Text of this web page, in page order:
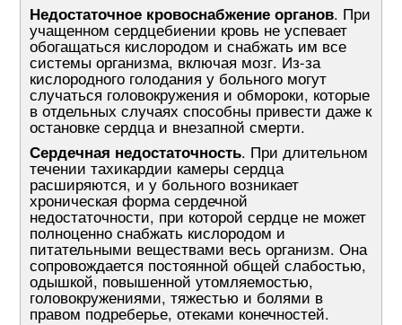
Недостаточное кровоснабжение органов. При
учащенном сердцебиении кровь не успевает
обогащаться кислородом и снабжать им все
системы организма, включая мозг. Из-за
кислородного голодания у больного могут
случаться головокружения и обмороки, которые
в отдельных случаях способны привести даже к
остановке сердца и внезапной смерти.
Сердечная недостаточность. При длительном
течении тахикардии камеры сердца
расширяются, и у больного возникает
хроническая форма сердечной
недостаточности, при которой сердце не может
полноценно снабжать кислородом и
питательными веществами весь организм. Она
сопровождается постоянной общей слабостью,
одышкой, повышенной утомляемостью,
головокружениями, тяжестью и болями в
правом подреберье, отеками конечностей.